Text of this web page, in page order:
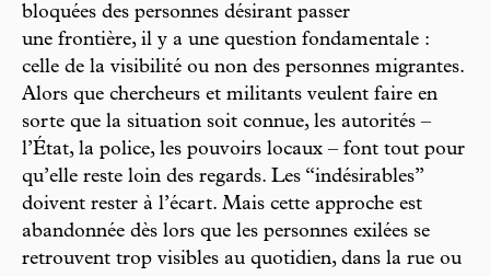
bloquées des personnes désirant passer
une frontière, il y a une question fondamentale :
celle de la visibilité ou non des personnes migrantes.
Alors que chercheurs et militants veulent faire en
sorte que la situation soit connue, les autorités –
l’État, la police, les pouvoirs locaux – font tout pour
qu’elle reste loin des regards. Les “indésirables”
doivent rester à l’écart. Mais cette approche est
abandonnée dès lors que les personnes exilées se
retrouvent trop visibles au quotidien, dans la rue ou